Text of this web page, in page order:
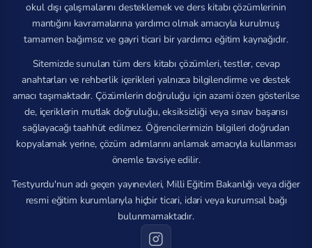
okul dışı çalışmalarını desteklemek ve ders kitabı çözümlerinin
mantığını kavramalarına yardımcı olmak amacıyla kurulmuş
tamamen bağımsız ve gayri ticari bir yardımcı eğitim kaynağıdır.
Sitemizde sunulan tüm ders kitabı çözümleri, testler, cevap
anahtarları ve rehberlik içerikleri yalnızca bilgilendirme ve destek
amacı taşımaktadır. Çözümlerin doğruluğu için azami özen gösterilse
de, içeriklerin mutlak doğruluğu, eksiksizliği veya sınav başarısı
sağlayacağı taahhüt edilmez. Öğrencilerimizin bilgileri doğrudan
kopyalamak yerine, çözüm adımlarını anlamak amacıyla kullanması
önemle tavsiye edilir.
Testyurdu'nun adı geçen yayınevleri, Milli Eğitim Bakanlığı veya diğer
resmi eğitim kurumlarıyla hiçbir ticari, idari veya kurumsal bağı
bulunmamaktadır.